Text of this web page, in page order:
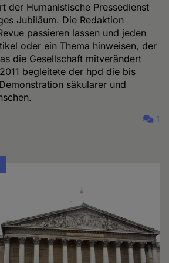
der Humanistische Pressedienst
Jubiläum. Die Redaktion
passieren lassen und jeden
oder ein Thema hinweisen, der
die Gesellschaft mitverändert
begleitete der hpd die bis
säkularer und
1